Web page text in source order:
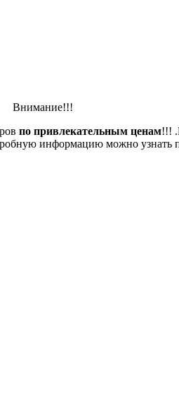
Внимание!!!
по привлекательным ценам!!!
информацию можно узнать